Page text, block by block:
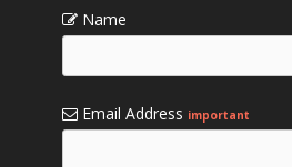
Name
Email Address important